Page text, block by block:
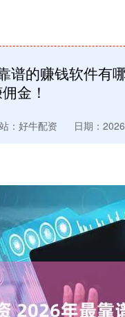
谱的赚钱软件有
金！
：好牛配资 日期：